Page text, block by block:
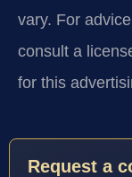
vary. For
consult a
for this
Request a